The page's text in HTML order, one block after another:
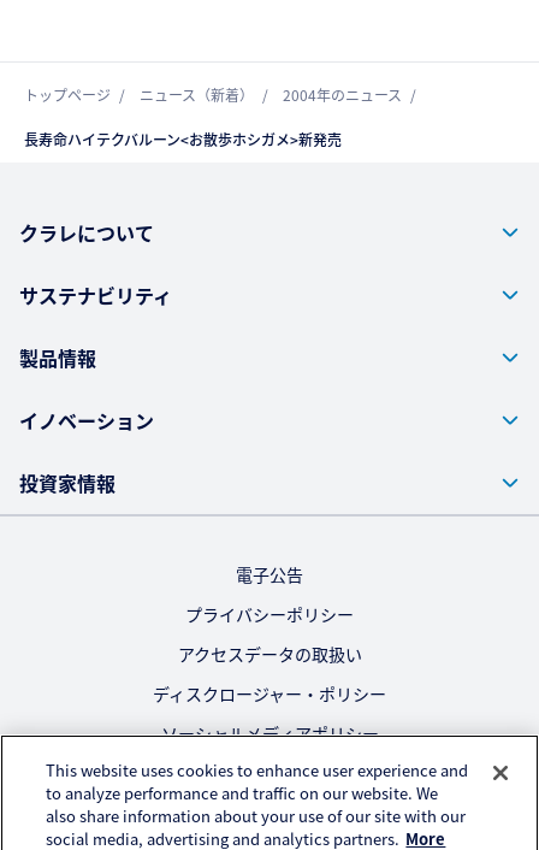
トップページ ニュース（新着） 2004年のニュース
長寿命ハイテクバルーン<お散歩ホシガメ>新発売
クラレについて
サステナビリティ
製品情報
イノベーション
投資家情報
電子公告
プライバシーポリシー
アクセスデータの取扱い
ディスクロージャー・ポリシー
ソーシャルメディアポリシー
ご利用にあたって
公式SNS
This website uses cookies to enhance user experience and
to analyze performance and traffic on our website. We
also share information about your use of our site with our
social media, advertising and analytics partners. More